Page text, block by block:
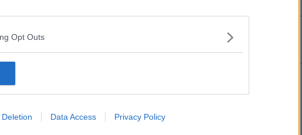
Opt Outs
Deletion Data Access Privacy Policy
før den bliver synlig